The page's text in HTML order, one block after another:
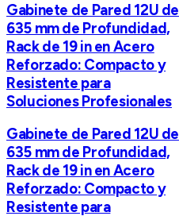
Gabinete de Pared 12U de
635 mm de Profundidad,
Rack de 19 in en Acero
Reforzado: Compacto y
Resistente para
Soluciones Profesionales
Gabinete de Pared 12U de
635 mm de Profundidad,
Rack de 19 in en Acero
Reforzado: Compacto y
Resistente para